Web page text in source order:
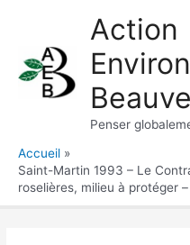
contenu
Action
Penser
Accueil
Saint-Martin 1993 – Le
roselières, milieu à protéger –